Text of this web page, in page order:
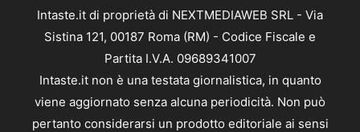
Intaste.it di proprietà di NEXTMEDIAWEB SRL - Via
Sistina 121, 00187 Roma (RM) - Codice Fiscale e
Partita I.V.A. 09689341007
Intaste.it non è una testata giornalistica, in quanto
viene aggiornato senza alcuna periodicità. Non può
pertanto considerarsi un prodotto editoriale ai sensi